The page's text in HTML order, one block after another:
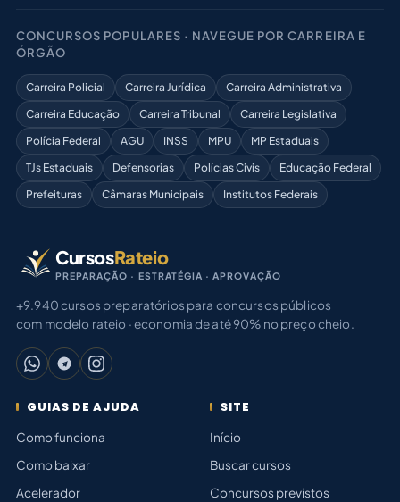
CONCURSOS POPULARES · NAVEGUE POR CARREIRA E
ÓRGÃO
Carreira Policial Carreira Jurídica
Carreira Administrativa
Carreira Educação
Carreira Tribunal
Carreira Legislativa
Polícia Federal
AGU INSS MPU
MP Estaduais
TJs Estaduais
Defensorias Polícias Civis
Educação Federal
Prefeituras
Câmaras Municipais Institutos Federais
CursosRateio
PREPARAÇÃO · ESTRATÉGIA · APROVAÇÃO
+9.940 cursos preparatórios para concursos públicos
com modelo rateio · economia de até 90% no preço cheio.
GUIAS DE AJUDA
Como funciona
Como baixar
Acelerador
SITE
Início
Buscar cursos
Concursos previstos